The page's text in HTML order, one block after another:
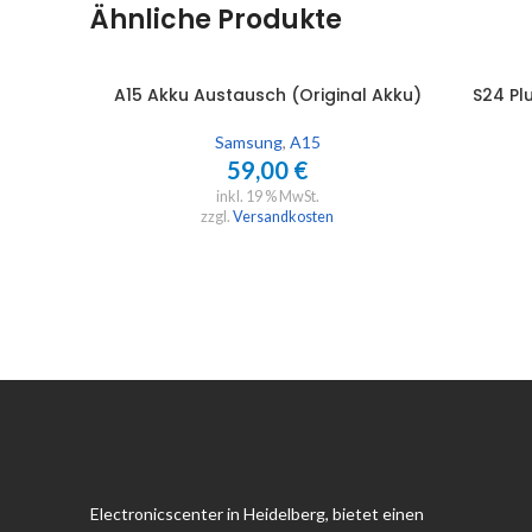
Ähnliche Produkte
IN DEN WARENKORB
A15 Akku Austausch (Original Akku)
Samsung, A15
59,00 €
inkl. 19 % MwSt.
zzgl. Versandkosten
IN DEN
S24
Electronicscenter in Heidelberg, bietet einen